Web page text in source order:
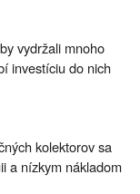
vydržali mnoho
investíciu do nich
kolektorov sa
a nízkym nákladom